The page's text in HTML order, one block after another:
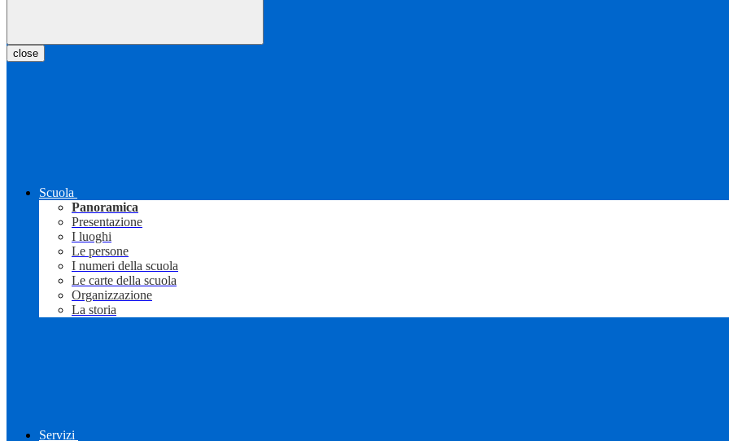
close
Scuola
Panoramica
Presentazione
I luoghi
Le persone
I numeri della scuola
Le carte della scuola
Organizzazione
La storia
Servizi